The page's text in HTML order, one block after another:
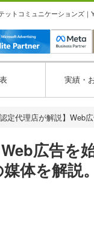
トコミュニケーションズ
実績・
認定代理店が解説】Web
広告
体を解説。